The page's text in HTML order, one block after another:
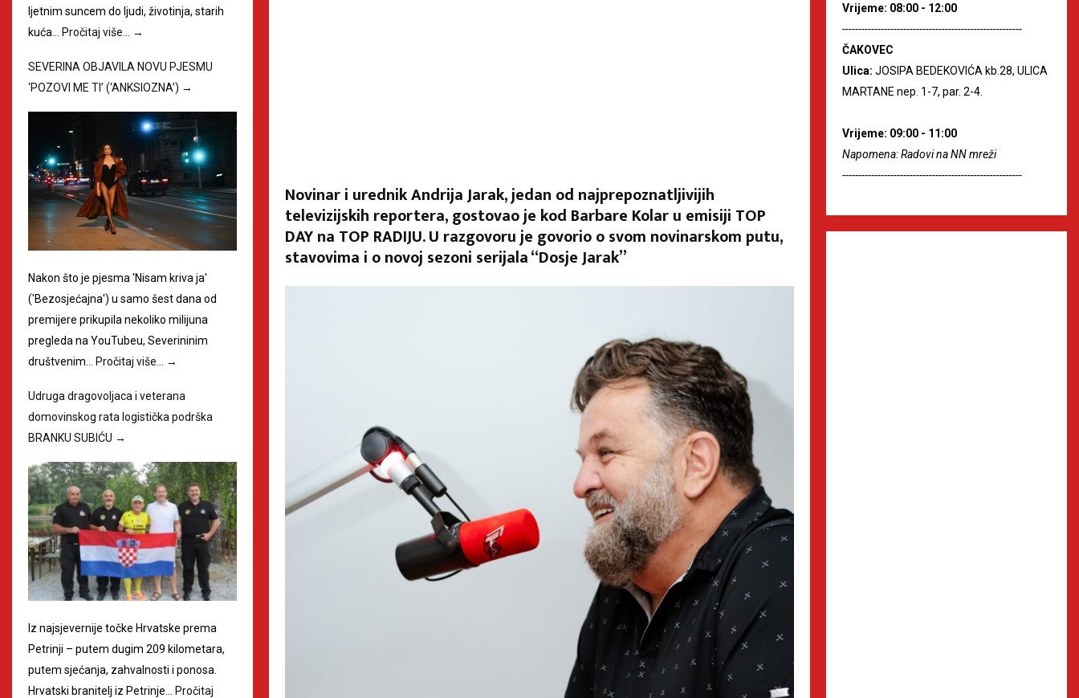
Novinar i urednik Andrija Jarak, jedan od najprepoznatljivijih
televizijskih reportera, gostovao je kod Barbare Kolar u emisiji TOP
DAY na TOP RADIJU. U razgovoru je govorio o svom novinarskom putu,
stavovima i o novoj sezoni serijala “Dosje Jarak”
ljetnim suncem do ljudi, životinja, starih
kuća…
Pročitaj više… →
SEVERINA OBJAVILA NOVU PJESMU
‘POZOVI ME TI’ (‘ANKSIOZNA’) →
Nakon što je pjesma 'Nisam kriva ja'
('Bezosjećajna') u samo šest dana od
premijere prikupila nekoliko milijuna
pregleda na YouTubeu, Severininim
društvenim…
Pročitaj više… →
Udruga dragovoljaca i veterana
domovinskog rata logistička podrška
BRANKU SUBIĆU →
Iz najsjevernije točke Hrvatske prema
Petrinji – putem dugim 209 kilometara,
putem sjećanja, zahvalnosti i ponosa.
Hrvatski branitelj iz Petrinje…
Pročitaj
Vrijeme: 08:00 - 12:00
--------------------------------------------------------
ČAKOVEC
Ulica: JOSIPA BEDEKOVIĆA kb.28, ULICA
MARTANE nep. 1-7, par. 2-4.
Vrijeme: 09:00 - 11:00
Napomena: Radovi na NN mreži
--------------------------------------------------------